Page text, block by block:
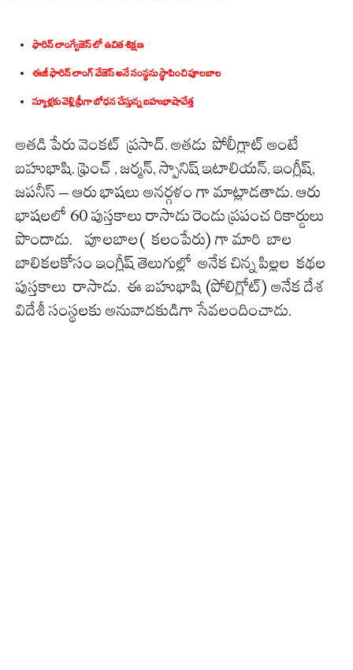
ఫారిన్ లాంగ్వేజెస్ లో ఉచిత శిక్షణ
ఈజీ ఫారిన్ లాంగ్ వేజెస్ అనే సంస్థను స్థాపించి పూలబాల
స్కూళ్లకు వెళ్లి ఫ్రీగా బోధన చేస్తున్న బహుభాషావేత్త
అతడి పేరు వెంకట్ ప్రసాద్. అతడు పోలీగ్లాట్ అంటే
బహుభాషి. ఫ్రెంచ్ , జర్మన్, స్పానిష్ ఇటాలియన్, ఇంగ్లీష్,
జపనీస్ – ఆరు భాషలు అనర్గళం గా మాట్లాడతాడు. ఆరు
భాషలలో 60 పుస్తకాలు రాసాడు రెండు ప్రపంచ రికార్డులు
పొందాడు. పూలబాల( కలంపేరు) గా మారి బాల
బాలికలకోసం ఇంగ్లీష్ తెలుగుల్లో అనేక చిన్న పిల్లల కథల
పుస్తకాలు రాసాడు. ఈ బహుభాషి (పోలిగ్లోట్) అనేక దేశ
విదేశీ సంస్థలకు అనువాదకుడిగా సేవలందించాడు.